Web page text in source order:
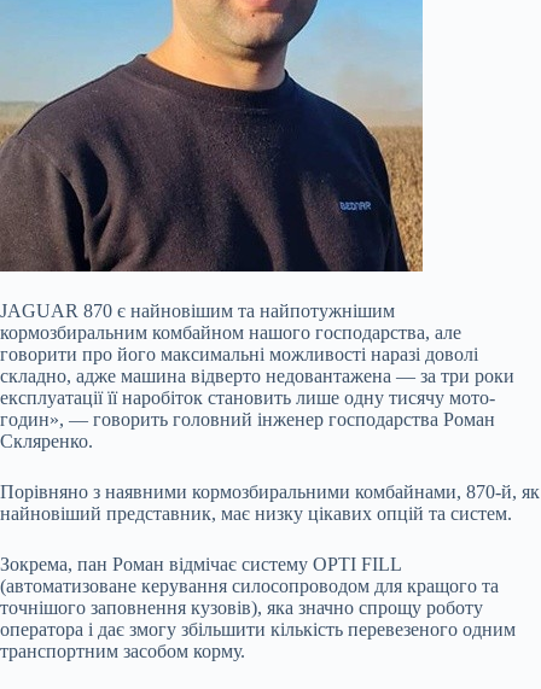
JAGUAR 870 є найновішим та найпотужнішим
кормозбиральним комбайном нашого господарства, але
говорити про його максимальні можливості наразі доволі
складно, адже машина відверто недовантажена — за три роки
експлуатації її наробіток становить лише одну тисячу мото-
годин», — говорить головний інженер господарства Роман
Скляренко.
Порівняно з наявними кормозбиральними комбайнами, 870-й, як
найновіший представник, має низку цікавих опцій та систем.
Зокрема, пан Роман відмічає систему OPTI FILL
(автоматизоване керування силосопроводом для кращого та
точнішого заповнення кузовів), яка значно спрощу роботу
оператора і дає змогу збільшити кількість перевезеного одним
транспортним засобом корму.